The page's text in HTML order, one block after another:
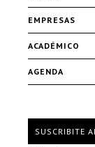
EMPRESAS
ACADÉMICO
AGENDA
SUSCRIBITE